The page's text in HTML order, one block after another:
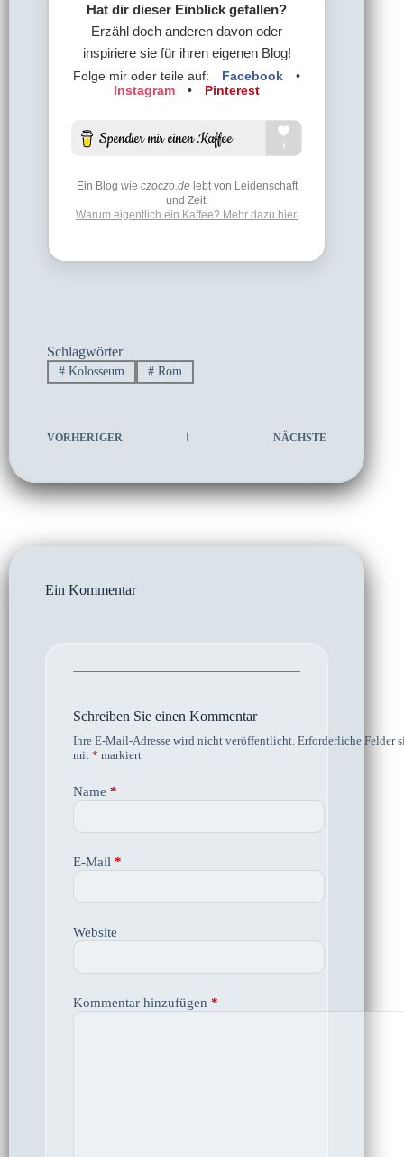
Hat dir dieser Einblick gefallen?
Erzähl doch anderen davon oder
inspiriere sie für ihren eigenen Blog!
Folge mir oder teile auf: Facebook
•
Instagram
• Pinterest
Ein Blog wie czoczo.delebt von Leidenschaft
und Zeit.
Warum eigentlich ein Kaffee? Mehr dazu hier.
Schlagwörter
#Kolosseum #Rom
VORHERIGER NÄCHSTE
Ein Kommentar
Schreiben Sie einen Kommentar
Ihre E-Mail-Adresse wird nicht veröffentlicht. Erforderliche Felder
mit * markiert
Name *
E-Mail *
Website
Kommentar hinzufügen *